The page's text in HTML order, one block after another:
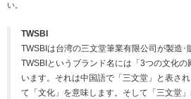
い。
TWSBI
TWSBIは台湾の三文堂筆業有限公司が製造･
TWSBIというブランド名には「3つの文化
います。それは中国語で「三文堂」と表さ
て「文化」を意味します。そして「三文堂